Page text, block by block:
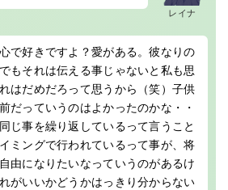
レイナ
で好きですよ？愛がある。彼なりの
もそれは伝える事じゃないと私も思
はだめだろって思うから（笑）子供
だっていうのはよかったのかな・・
じ事を繰り返しているって言うこと
ミングで行われているって事が、将
由になりたいなっていうのがあるけ
がいいかどうかはっきり分からない